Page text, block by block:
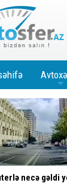
avtomobilə